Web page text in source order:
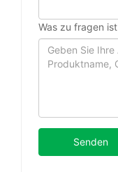
Was zu fragen ist
Senden